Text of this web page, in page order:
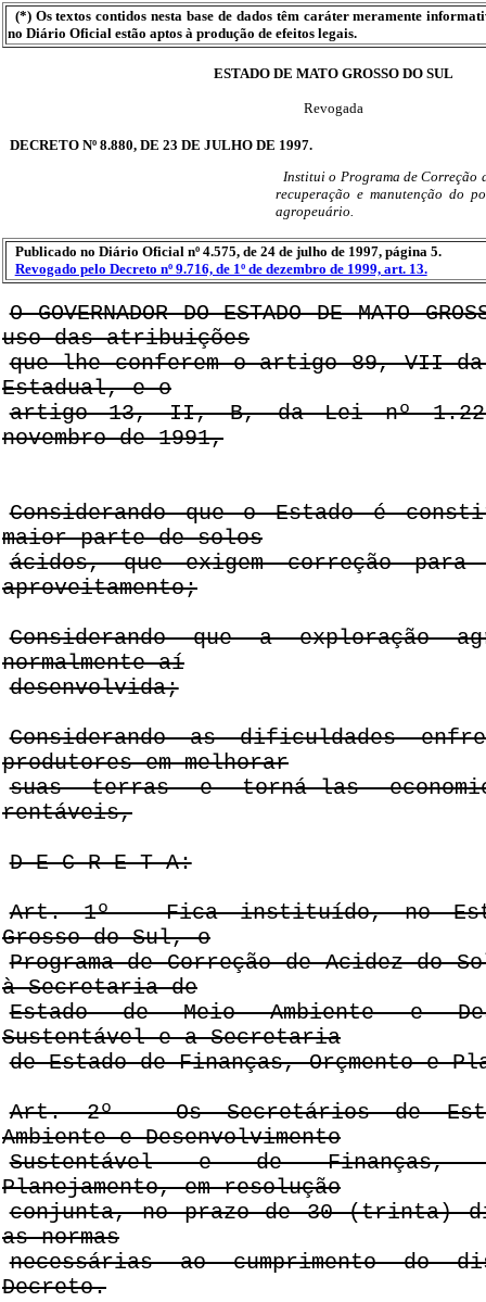
(*) Os textos contidos nesta base de dados têm caráter meramente
no Diário Oficial estão aptos à produção de efeitos legais.
ESTADO DE MATO GROSSO DO SUL
Revogada
DECRETO Nº 8.880, DE 23 DE JULHO DE 1997.
Institui o Programa de Correção
recuperação e manutenção do
agropeuário.
Publicado no Diário Oficial nº 4.575, de 24 de julho de 1997, página 5.
Revogado pelo Decreto nº 9.716, de 1º de dezembro de 1999, art. 13.
O GOVERNADOR DO ESTADO DE MATO
uso das atribuições
que lhe conferem o artigo 89, VII
Estadual, e o
artigo 13, II, B, da Lei nº
novembro de 1991,
Considerando que o Estado é
maior parte de solos
ácidos, que exigem correção
aproveitamento;
Considerando que a exploração
normalmente aí
desenvolvida;
Considerando as dificuldades
produtores em melhorar
suas terras e torná-las
rentáveis,
D E C R E T A:
Art. 1º - Fica instituído, no
Grosso do Sul, o
Programa de Correção de Acidez do
à Secretaria de
Estado de Meio Ambiente e
Sustentável e a Secretaria
de Estado de Finanças, Orçmento e
Art. 2º - Os Secretários de
Ambiente e Desenvolvimento
Sustentável e de Finanças,
Planejamento, em resolução
conjunta, no prazo de 30 (trinta)
as normas
necessárias ao cumprimento do
Decreto.